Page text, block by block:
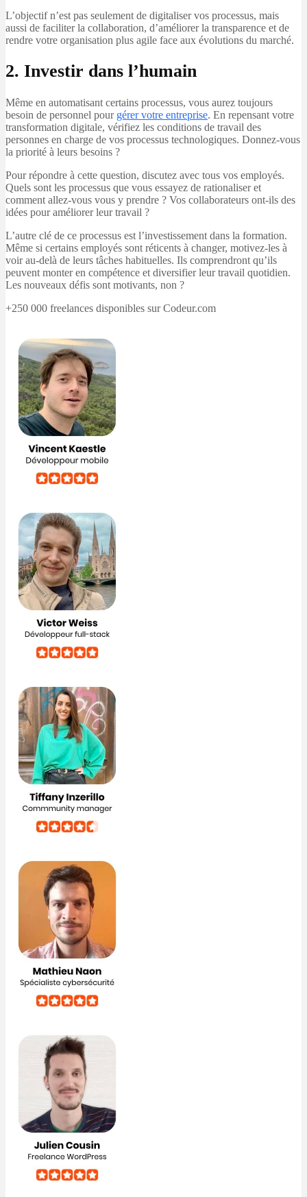
L’objectif n’est pas seulement de digitaliser vos processus, mais
aussi de faciliter la collaboration, d’améliorer la transparence et de
rendre votre organisation plus agile face aux évolutions du marché.
2. Investir dans l’humain
Même en automatisant certains processus, vous aurez toujours
besoin de personnel pour gérer votre entreprise. En repensant votre
transformation digitale, vérifiez les conditions de travail des
personnes en charge de vos processus technologiques. Donnez-vous
la priorité à leurs besoins ?
Pour répondre à cette question, discutez avec tous vos employés.
Quels sont les processus que vous essayez de rationaliser et
comment allez-vous vous y prendre ? Vos collaborateurs ont-ils des
idées pour améliorer leur travail ?
L’autre clé de ce processus est l’investissement dans la formation.
Même si certains employés sont réticents à changer, motivez-les à
voir au-delà de leurs tâches habituelles. Ils comprendront qu’ils
peuvent monter en compétence et diversifier leur travail quotidien.
Les nouveaux défis sont motivants, non ?
+250 000 freelances disponibles sur Codeur.com